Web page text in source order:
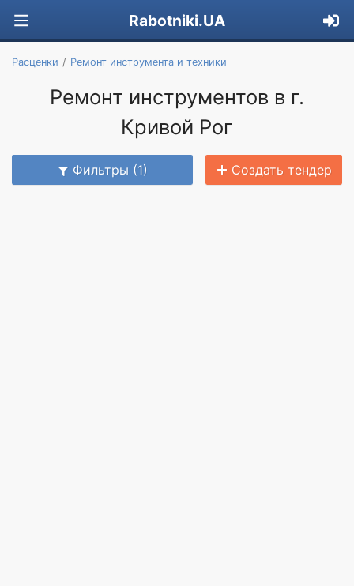
Rabotniki.UA
Расценки Ремонт инструмента и техники
Ремонт инструментов в г.
Кривой Рог
Фильтры (1) Создать тендер